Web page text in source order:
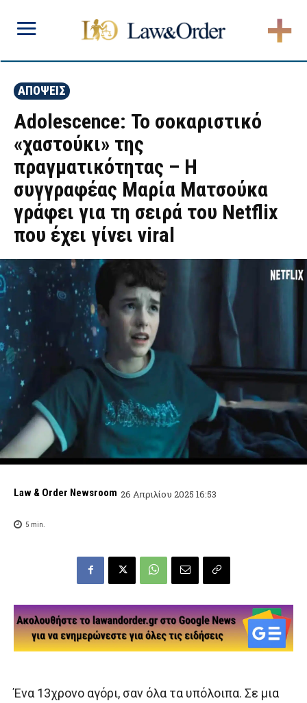
ΑΠΟΨΕΙΣ
Adolescence: Το σοκαριστικό
«χαστούκι» της
πραγματικότητας – Η
συγγραφέας Μαρία Ματσούκα
γράφει για τη σειρά του Netflix
που έχει γίνει viral
Law & Order Newsroom 26 Απριλίου 2025 16:53
5 min.
Ένα 13χρονο αγόρι, σαν όλα τα υπόλοιπα. Σε μια